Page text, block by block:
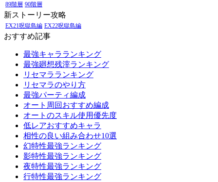
89階層 90階層
新ストーリー攻略
EX21呪獄島編 EX22呪獄島編
おすすめ記事
最強キャラランキング
最強廻想残滓ランキング
リセマラランキング
リセマラのやり方
最強パーティ編成
オート周回おすすめ編成
オートのスキル使用優先度
低レアおすすめキャラ
相性の良い組み合わせ10選
幻特性最強ランキング
影特性最強ランキング
夜特性最強ランキング
行特性最強ランキング